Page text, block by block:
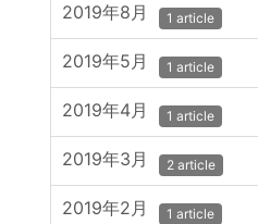
2019年8月 1 article
2019年5月 1 article
2019年4月 1 article
2019年3月 2 article
2019年2月 1 article